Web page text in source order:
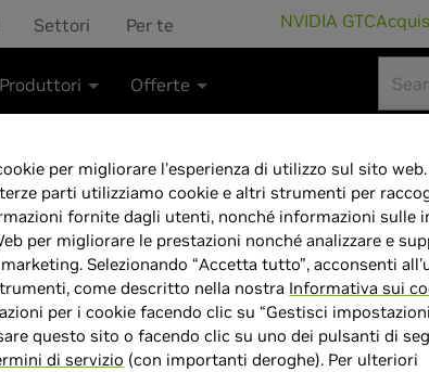
Settori Per te NVIDIA GTC
Produttori Offerte
ASUS Prime
Scheda Grafica
5.0, 3 Ventole
per migliorare l'esperienza di utilizzo sul sito
parti utilizziamo cookie e altri strumenti per
fornite dagli utenti, nonché informazioni sulle
per migliorare le prestazioni nonché analizzare e
Selezionando “Accetta tutto”, acconsenti
come descritto nella nostra Informativa sui
per i cookie facendo clic su “Gestisci
questo sito o facendo clic su uno dei pulsanti di
di servizio (con importanti deroghe). Per ulteriori